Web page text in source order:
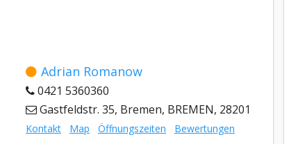
Adrian Romanow
0421 5360360
Gastfeldstr. 35, Bremen, BREMEN, 28201
Kontakt Map Öffnungszeiten Bewertungen